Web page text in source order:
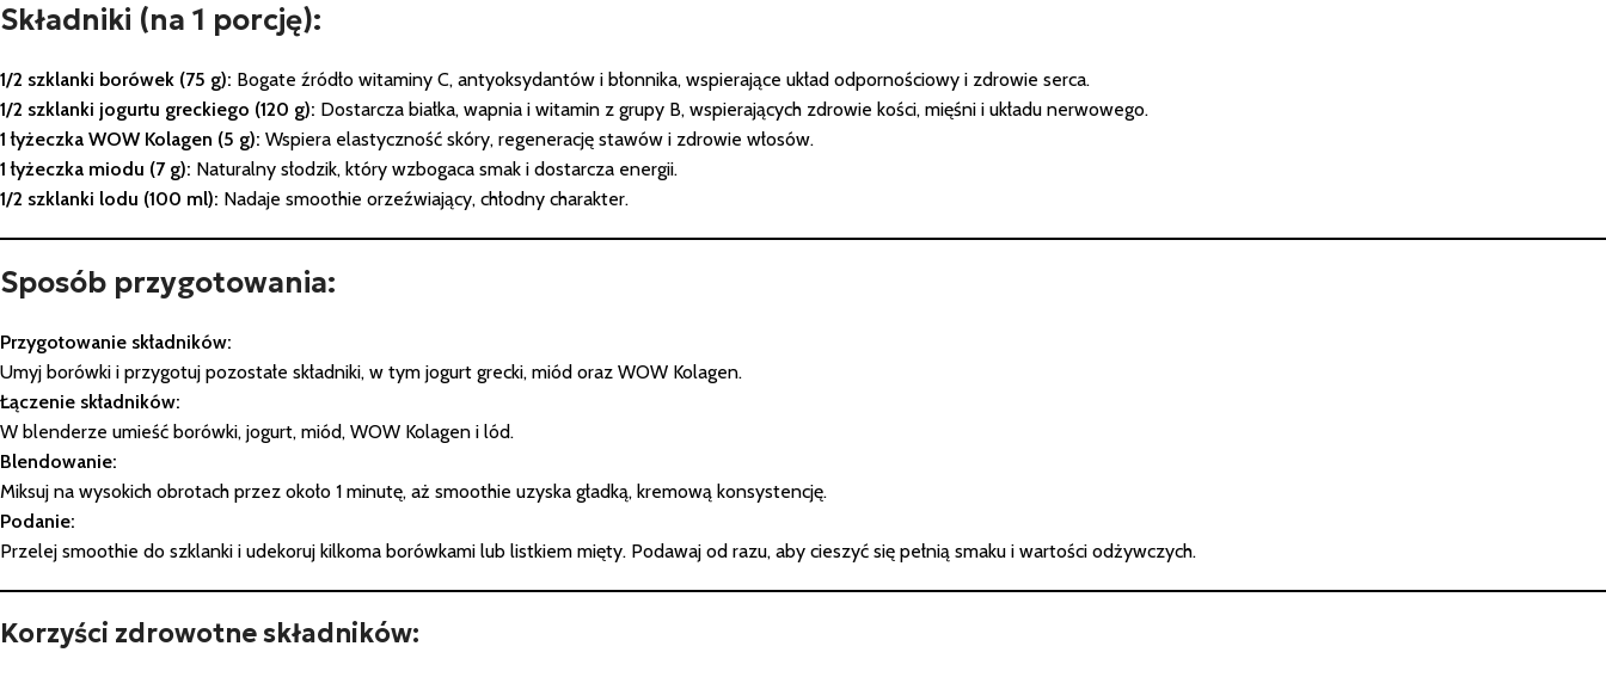
Składniki (na 1 porcję):
1/2 szklanki borówek (75 g): Bogate źródło witaminy C, antyoksydantów i błonnika, wspierające układ odpornościowy i zdrowie serca.
1/2 szklanki jogurtu greckiego (120 g): Dostarcza białka, wapnia i witamin z grupy B, wspierających zdrowie kości, mięśni i układu nerwowego.
1 łyżeczka WOW Kolagen (5 g): Wspiera elastyczność skóry, regenerację stawów i zdrowie włosów.
1 łyżeczka miodu (7 g): Naturalny słodzik, który wzbogaca smak i dostarcza energii.
1/2 szklanki lodu (100 ml): Nadaje smoothie orzeźwiający, chłodny charakter.
Sposób przygotowania:
Przygotowanie składników:
Umyj borówki i przygotuj pozostałe składniki, w tym jogurt grecki, miód oraz WOW Kolagen.
Łączenie składników:
W blenderze umieść borówki, jogurt, miód, WOW Kolagen i lód.
Blendowanie:
Miksuj na wysokich obrotach przez około 1 minutę, aż smoothie uzyska gładką, kremową konsystencję.
Podanie:
Przelej smoothie do szklanki i udekoruj kilkoma borówkami lub listkiem mięty. Podawaj od razu, aby cieszyć się pełnią smaku i wartości odżywczych.
Korzyści zdrowotne składników: